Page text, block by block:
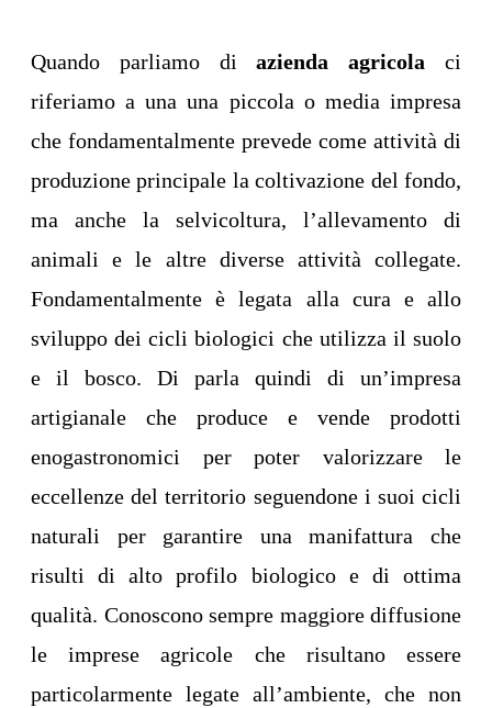
Quando parliamo diazienda agricola ci
riferiamo a una una piccola o media impresa
che fondamentalmente prevede come attività di
produzione principale la coltivazione del fondo,
ma anche la selvicoltura, l’allevamento di
animali e le altre diverse attività collegate.
Fondamentalmente è legata alla cura e allo
sviluppo dei cicli biologici che utilizza il suolo
e il bosco. Di parla quindi di un’impresa
artigianale che produce e vende prodotti
enogastronomici per poter valorizzare le
eccellenze del territorio seguendone i suoi cicli
naturali per garantire una manifattura che
risulti di alto profilo biologico e di ottima
qualità. Conoscono sempre maggiore diffusione
le imprese agricole che risultano essere
particolarmente legate all’ambiente, che non